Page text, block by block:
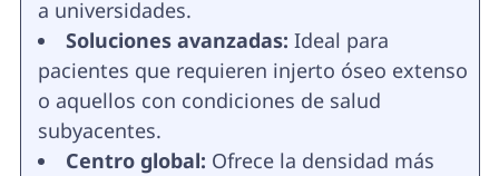
a universidades.
Soluciones avanzadas: Ideal para
pacientes que requieren injerto óseo extenso
o aquellos con condiciones de salud
subyacentes.
Centro global: Ofrece la densidad más